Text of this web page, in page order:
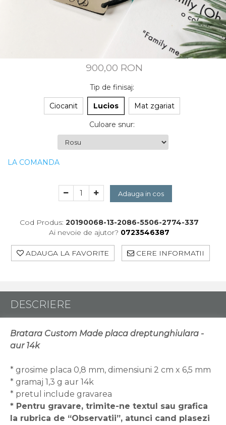
CUSTOM MADE
900,00 RON
Tip de finisaj:
Ciocanit Lucios Mat zgariat
Culoare snur:
LA COMANDA
Adauga in cos
Cod Produs: 20190068-13-2086-5506-2774-337
Ai nevoie de ajutor? 0723546387
ADAUGA LA FAVORITE CERE INFORMATII
DESCRIERE
Bratara Custom Made placa dreptunghiulara -
aur 14k
* grosime placa 0,8 mm, dimensiuni 2 cm x 6,5 mm
* gramaj 1,3 g aur 14k
* pretul include gravarea
* Pentru gravare, trimite-ne textul sau grafica
la rubrica de “Observatii”, atunci cand plasezi